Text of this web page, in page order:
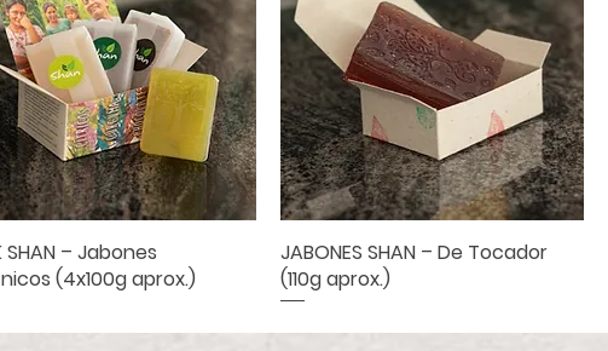
CHOMATEO SRL
Vista rápida
SHAN – Jabones
(4x100g aprox.)
Vista rápida
JABONES SHAN – De Tocador
(110g aprox.)